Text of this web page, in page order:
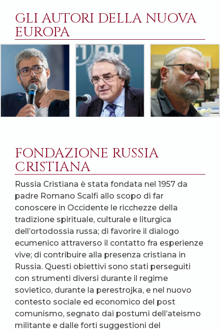
GLI AUTORI DELLA NUOVA
EUROPA
FONDAZIONE RUSSIA
CRISTIANA
Russia Cristiana è stata fondata nel 1957 da
padre Romano Scalfi allo scopo di far
conoscere in Occidente le ricchezze della
tradizione spirituale, culturale e liturgica
dell’ortodossia russa; di favorire il dialogo
ecumenico attraverso il contatto fra esperienze
vive; di contribuire alla presenza cristiana in
Russia. Questi obiettivi sono stati perseguiti
con strumenti diversi durante il regime
sovietico, durante la perestrojka, e nel nuovo
contesto sociale ed economico del post
comunismo, segnato dai postumi dell’ateismo
militante e dalle forti suggestioni del